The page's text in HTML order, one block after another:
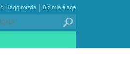
Bizimlə əlaqə
|
Haqqımızda